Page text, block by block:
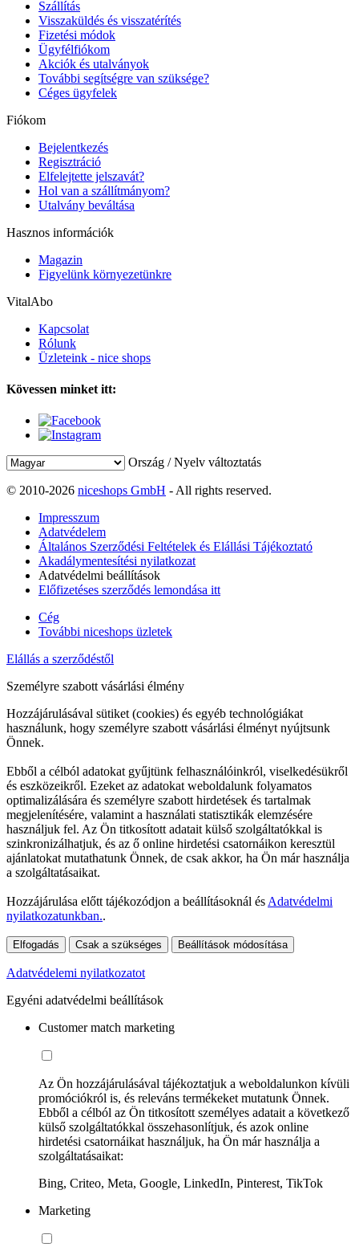
Szállítás
Visszaküldés és visszatérítés
Fizetési módok
Ügyfélfiókom
Akciók és utalványok
További segítségre van szüksége?
Céges ügyfelek
Fiókom
Bejelentkezés
Regisztráció
Elfelejtette jelszavát?
Hol van a szállítmányom?
Utalvány beváltása
Hasznos információk
Magazin
Figyelünk környezetünkre
VitalAbo
Kapcsolat
Rólunk
Üzleteink - nice shops
Kövessen minket itt:
Ország / Nyelv változtatás
© 2010-2026 niceshops GmbH - All rights reserved.
Impresszum
Adatvédelem
Általános Szerződési Feltételek és Elállási Tájékoztató
Akadálymentesítési nyilatkozat
Adatvédelmi beállítások
Előfizetéses szerződés lemondása itt
Cég
További niceshops üzletek
Elállás a szerződéstől
Személyre szabott vásárlási élmény
Hozzájárulásával sütiket (cookies) és egyéb technológiákat
használunk, hogy személyre szabott vásárlási élményt nyújtsunk
Önnek.
Ebből a célból adatokat gyűjtünk felhasználóinkról, viselkedésükről
és eszközeikről. Ezeket az adatokat weboldalunk folyamatos
optimalizálására és személyre szabott hirdetések és tartalmak
megjelenítésére, valamint a használati statisztikák elemzésére
használjuk fel. Az Ön titkosított adatait külső szolgáltatókkal is
szinkronizálhatjuk, és az ő online hirdetési csatornáikon keresztül
ajánlatokat mutathatunk Önnek, de csak akkor, ha Ön már használja
a szolgáltatásaikat.
Hozzájárulása előtt tájékozódjon a beállításoknál és Adatvédelmi
nyilatkozatunkban..
Elfogadás Csak a szükséges Beállítások módosítása
Adatvédelemi nyilatkozatot
Egyéni adatvédelmi beállítások
Customer match marketing
Az Ön hozzájárulásával tájékoztatjuk a weboldalunkon kívüli
promóciókról is, és releváns termékeket mutatunk Önnek.
Ebből a célból az Ön titkosított személyes adatait a következő
külső szolgáltatókkal összehasonlítjuk, és azok online
hirdetési csatornáikat használjuk, ha Ön már használja a
szolgáltatásaikat:
Bing, Criteo, Meta, Google, LinkedIn, Pinterest, TikTok
Marketing